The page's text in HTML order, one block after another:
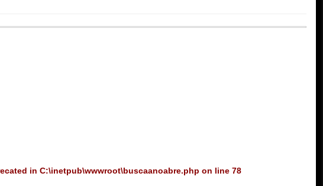
inC:\inetpub\wwwroot\buscaanoabre.php on line78